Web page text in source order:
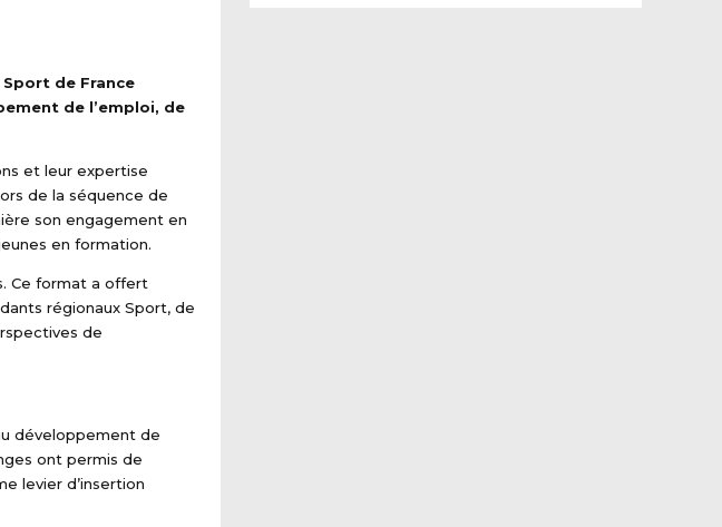
de France
de l’emploi, de
et leur expertise
de la séquence de
son engagement en
en formation.
Ce format a offert
régionaux Sport, de
de
développement de
ont permis de
levier d’insertion